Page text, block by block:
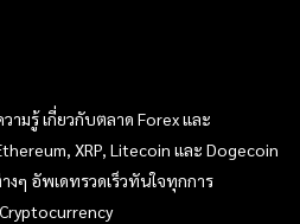
มรู้ เกี่ยวกับตลาด Forex และ
XRP, Litecoin และ Dogecoin
งๆ อัพเดทรวดเร็วทันใจทุกการ